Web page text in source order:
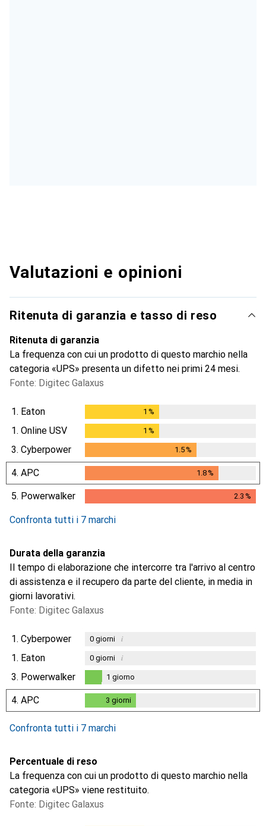
Valutazioni e opinioni
Ritenuta di garanzia e tasso di reso
Ritenuta di garanzia
La frequenza con cui un prodotto di questo marchio nella
categoria «UPS» presenta un difetto nei primi 24 mesi.
Fonte: Digitec Galaxus
1. Eaton 1 %
1. Online USV 1 %
3. Cyberpower 1.5%
4. APC 1.8%
5. Powerwalker 2.3 %
Confronta tutti i 7 marchi
Durata della garanzia
Il tempo di elaborazione che intercorre tra l'arrivo al centro
di assistenza e il recupero da parte del cliente, in media in
giorni lavorativi.
Fonte: Digitec Galaxus
1. Cyberpower 0giorni i
1. Eaton 0giorni i
3. Powerwalker
1giorno
1 giorno
4. APC 3 giorni
Confronta tutti i 7 marchi
Percentuale di reso
La frequenza con cui un prodotto di questo marchio nella
categoria «UPS» viene restituito.
Fonte: Digitec Galaxus